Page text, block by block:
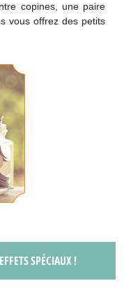
copines, une paire
vous offrez des petits
SPÉCIAUX !